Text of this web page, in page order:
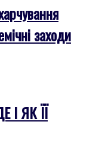
заходи
І ЯК ЇЇ